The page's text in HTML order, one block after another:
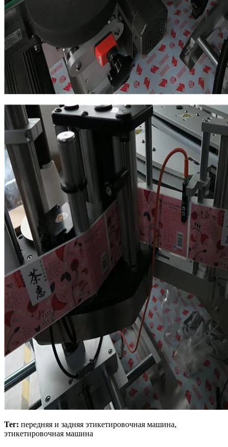
Тег: передняя и задняя этикетировочная машина,
этикетировочная машина